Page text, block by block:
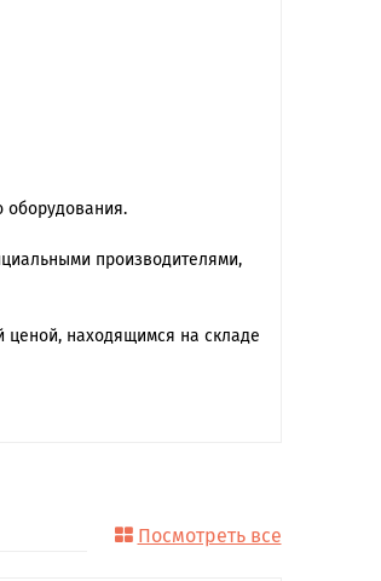
оборудования.
производителями,
ценой, находящимся на складе
Посмотреть все